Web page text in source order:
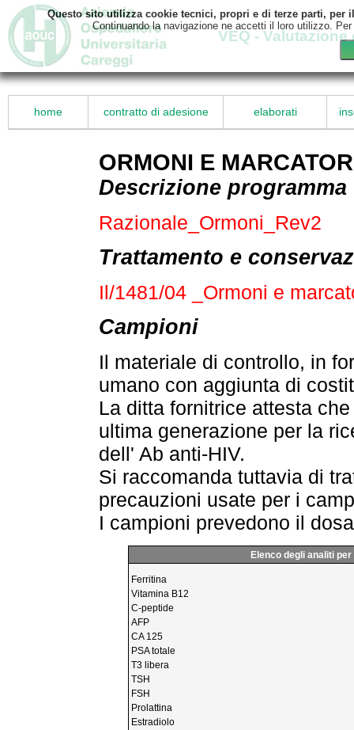
VEQ -
home contratto di adesione elaborati
ORMONI E
Descrizione programma
Razionale_Ormoni_Rev2
Trattamento e
Il/1481/04 _Ormoni e
Campioni
Il materiale di controllo, in
umano con aggiunta di
La ditta fornitrice attesta
ultima generazione per la
dell' Ab anti-HIV.
Si raccomanda tuttavia di
precauzioni usate per i
I campioni prevedono il
Elenco degli analiti
Ferritina
Vitamina B12
C-peptide
AFP
CA 125
PSA totale
T3 libera
TSH
FSH
Prolattina
Estradiolo
Questo sito utilizza cookie tecnici, propri e di terze parti,
Continuando la navigazione ne accetti il loro utilizzo.